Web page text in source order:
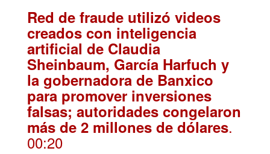
Red de fraude utilizó videos
creados con inteligencia
artificial de Claudia
Sheinbaum, García Harfuch y
la gobernadora de Banxico
para promover inversiones
falsas; autoridades congelaron
más de 2 millones de dólares.
00:20